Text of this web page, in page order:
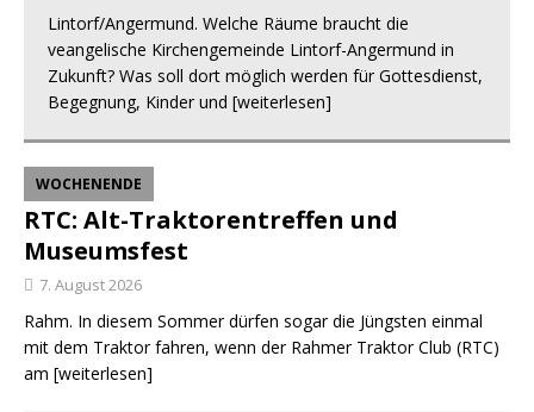
Lintorf/Angermund. Welche Räume braucht die
veangelische Kirchengemeinde Lintorf-Angermund in
Zukunft? Was soll dort möglich werden für Gottesdienst,
Begegnung, Kinder und [weiterlesen]
RTC: Alt-Traktorentreffen und
Museumsfest
WOCHENENDE
7. August 2026
Rahm. In diesem Sommer dürfen sogar die Jüngsten einmal
mit dem Traktor fahren, wenn der Rahmer Traktor Club (RTC)
am [weiterlesen]